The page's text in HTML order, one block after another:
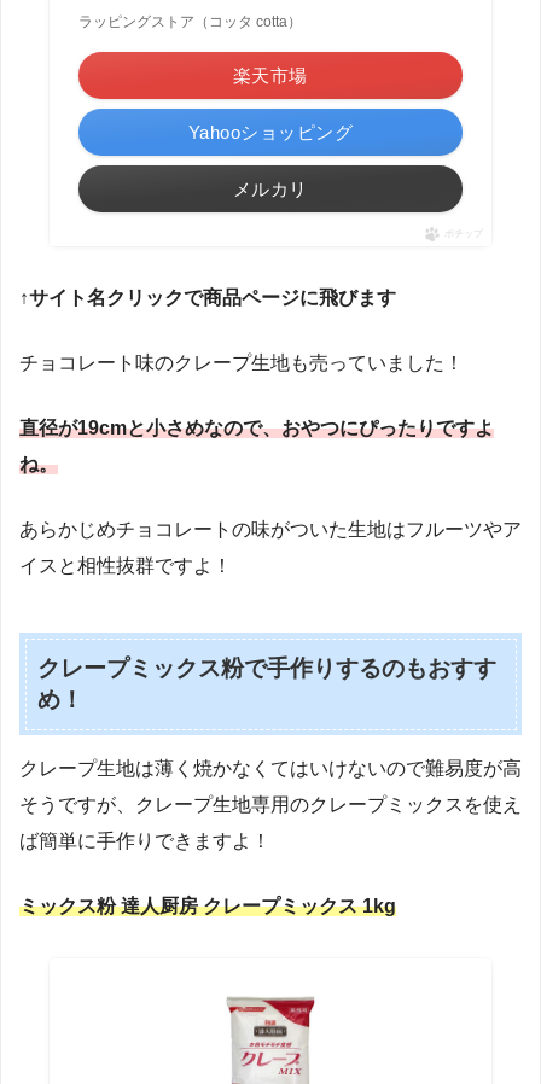
ラッピングストア（コッタ cotta）
楽天市場
Yahooショッピング
メルカリ
ポチップ
↑サイト名クリックで商品ページに飛びます
チョコレート味のクレープ生地も売っていました！
直径が19cmと小さめなので、おやつにぴったりですよ
ね。
あらかじめチョコレートの味がついた生地はフルーツやア
イスと相性抜群ですよ！
クレープミックス粉で手作りするのもおすす
め！
クレープ生地は薄く焼かなくてはいけないので難易度が高
そうですが、クレープ生地専用のクレープミックスを使え
ば簡単に手作りできますよ！
ミックス粉 達人厨房 クレープミックス 1kg